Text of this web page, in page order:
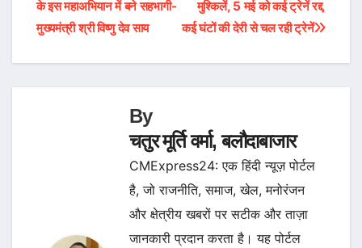
navigation
मुश्किलें, 5 मई को कई ट्रेनें रद्द,
कई घंटों की देरी से चल रही ट्रेनें
के इस महाअभियान में बने सहभागी-
मुख्यमंत्री श्री विष्णु देव साय
By
चतुर मूर्ति वर्मा, बलौदाबाजार
CMExpress24: एक हिंदी न्यूज़ पोर्टल
है, जो राजनीति, समाज, खेल, मनोरंजन
और क्षेत्रीय खबरों पर सटीक और ताज़ा
जानकारी प्रदान करता है। यह पोर्टल